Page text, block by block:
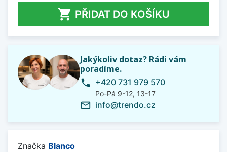
 PŘIDAT DO KOŠÍKU
Jakýkoliv dotaz? Rádi vám
poradíme.
phone +420 731 979 570
Po-Pá 9-12, 13-17
mail_outline info@trendo.cz
Značka Blanco